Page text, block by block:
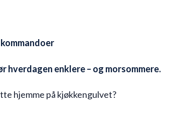
hverdagen enklere – og morsommere.
hjemme på kjøkkengulvet?